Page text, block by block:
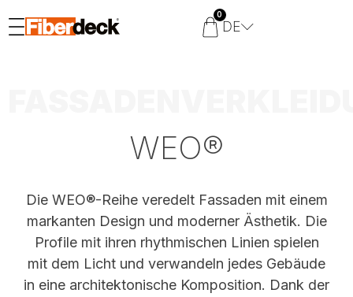
0
DE
WEO®
Die WEO®-Reihe veredelt Fassaden mit einem
markanten Design und moderner Ästhetik. Die
Profile mit ihren rhythmischen Linien spielen
mit dem Licht und verwandeln jedes Gebäude
in eine architektonische Komposition. Dank der